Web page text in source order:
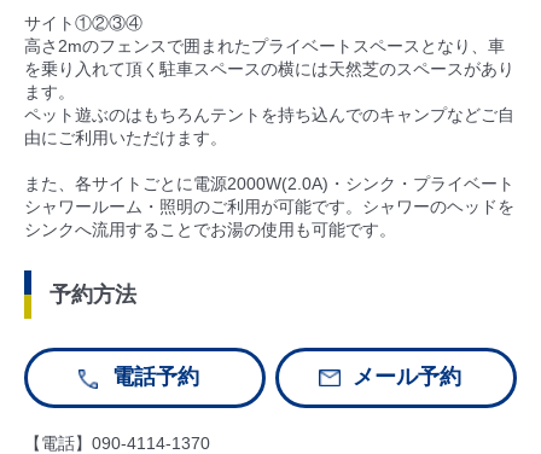
サイト①②③④
高さ2mのフェンスで囲まれたプライベートスペースとなり、車
を乗り入れて頂く駐車スペースの横には天然芝のスペースがあり
ます。
ペット遊ぶのはもちろんテントを持ち込んでのキャンプなどご自
由にご利用いただけます。
また、各サイトごとに電源2000W(2.0A)・シンク・プライベート
シャワールーム・照明のご利用が可能です。シャワーのヘッドを
シンクへ流用することでお湯の使用も可能です。
予約方法
電話予約 メール予約
【電話】090-4114-1370